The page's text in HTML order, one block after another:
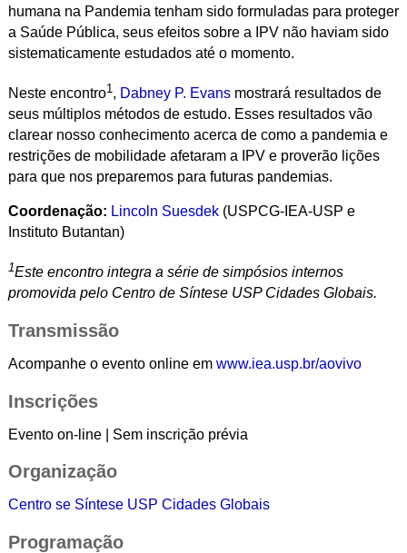
humana na Pandemia tenham sido formuladas para proteger
a Saúde Pública, seus efeitos sobre a IPV não haviam sido
sistematicamente estudados até o momento.
Neste encontro1, Dabney P. Evansmostrará resultados de
seus múltiplos métodos de estudo. Esses resultados vão
clarear nosso conhecimento acerca de como a pandemia e
restrições de mobilidade afetaram a IPV e proverão lições
para que nos preparemos para futuras pandemias.
Coordenação: Lincoln Suesdek(USPCG-IEA-USP e
Instituto Butantan)
1Este encontro integra a série de simpósios internos
promovida pelo Centro de Síntese USP Cidades Globais.
Transmissão
Acompanhe o evento online em www.iea.usp.br/aovivo
Inscrições
Evento on-line | Sem inscrição prévia
Organização
Centro se Síntese USP Cidades Globais
Programação